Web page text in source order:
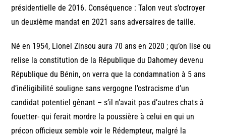
présidentielle de 2016. Conséquence : Talon veut s’octroyer
un deuxième mandat en 2021 sans adversaires de taille.
Né en 1954, Lionel Zinsou aura 70 ans en 2020 ; qu’on lise ou
relise la constitution de la République du Dahomey devenu
République du Bénin, on verra que la condamnation à 5 ans
d’inéligibilité souligne sans vergogne l’ostracisme d’un
candidat potentiel gênant – s’il n’avait pas d’autres chats à
fouetter- qui ferait mordre la poussière à celui en qui un
précon officieux semble voir le Rédempteur, malgré la